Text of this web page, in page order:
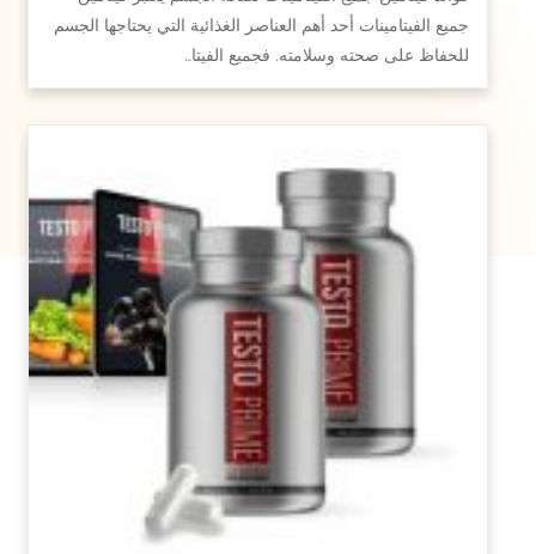
جميع الفيتامينات أحد أهم العناصر الغذائية التي يحتاجها الجسم
للحفاظ على صحته وسلامته. فجميع الفيتا…